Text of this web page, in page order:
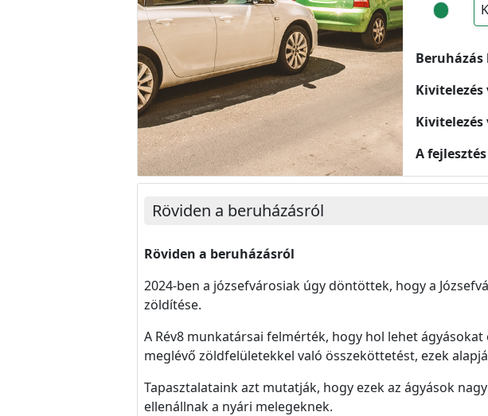
Beruházás
Kivitelezés
Kivitelezés
A
Röviden a beruházásról
Röviden a beruházásról
2024-ben a józsefvárosiak úgy döntöttek, hogy a
zöldítése.
A Rév8 munkatársai felmérték, hogy hol lehet
meglévő zöldfelületekkel való összeköttetést, ezek
Tapasztalataink azt mutatják, hogy ezek az ágyások
ellenállnak a nyári melegeknek.